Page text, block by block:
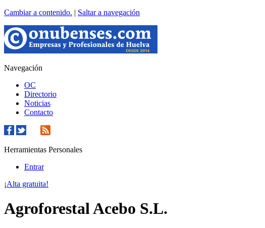
Cambiar a contenido. | Saltar a navegación
Navegación
OC
Directorio
Noticias
Contacto
Herramientas Personales
Entrar
¡Alta gratuita!
Agroforestal Acebo S.L.